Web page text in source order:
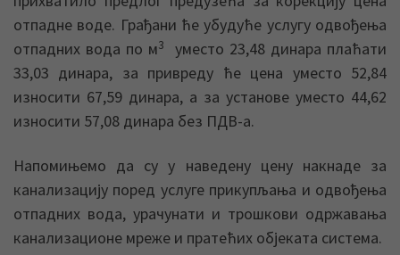
отпадне воде. Грађани ће убудуће услугу одвођења
отпадних вода по м3
уместо 23,48 динара плаћати
33,03 динара, за привреду ће цена уместо 52,84
износити 67,59 динара, а за установе уместо 44,62
износити 57,08 динара без ПДВ-а.
Напомињемо да су у наведену цену накнаде за
канализацију поред услуге прикупљања и одвођења
отпадних вода, урачунати и трошкови одржавања
канализационе мреже и пратећих објеката система.